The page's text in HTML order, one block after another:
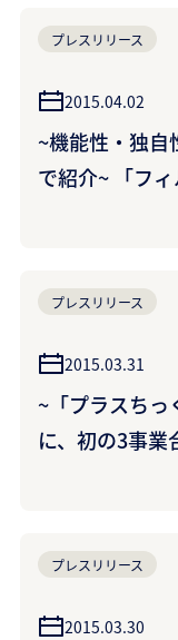
プレスリリース
2015.04.02
~機能性・独自
で紹介~ 「フ
プレスリリース
2015.03.31
~「プラスちっ
に、初の3事業
プレスリリース
2015.03.30